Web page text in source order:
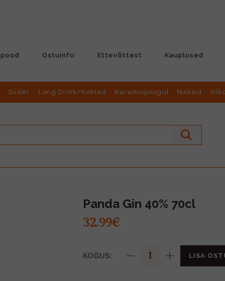
Ostuinfo Ettevõttest Kauplused
Siider Long Drink/Kokteil Karastusjoogid Näksid
Panda Gin 40% 70cl
32.99€
KOGUS: LISA